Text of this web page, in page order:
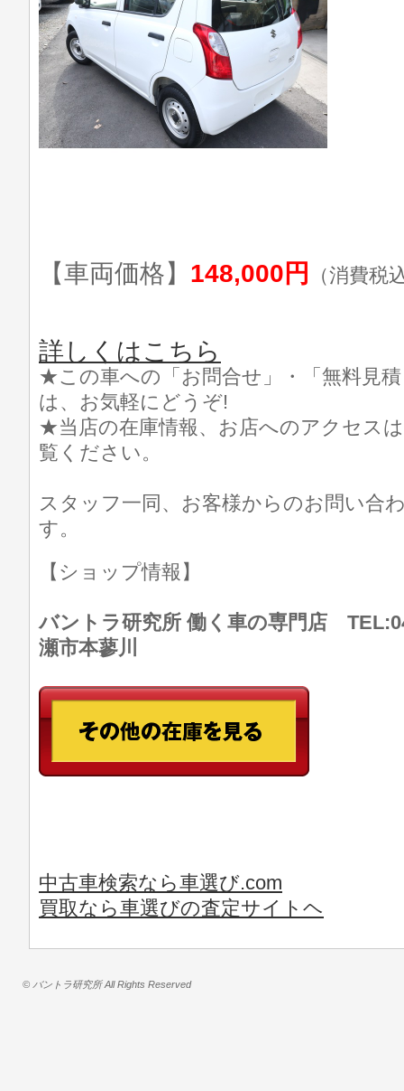
【車両価格】 148,000円 （消費税
詳しくはこちら
★この車への「お問合せ」・「無料見
は、お気軽にどうぞ!
★当店の在庫情報、お店へのアクセス
覧ください。
スタッフ一同、お客様からのお問い合
す。
【ショップ情報】
バントラ研究所 働く車の専門店
瀬市本蓼川
中古車検索なら車選び.com
買取なら車選びの査定サイトヘ
© バントラ研究所 All Rights Reserved